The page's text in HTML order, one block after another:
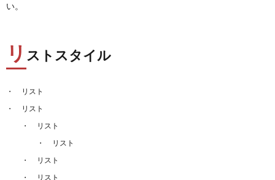
い。
リ ストスタイル
リスト
リスト
リスト
リスト
リスト
リスト